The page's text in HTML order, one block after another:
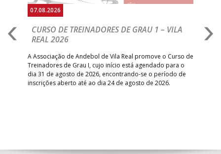
07.08.2026
CURSO DE TREINADORES DE GRAU 1 – VILA
REAL 2026
A Associação de Andebol de Vila Real promove o Curso de
Treinadores de Grau I, cujo início está agendado para o
dia 31 de agosto de 2026, encontrando-se o período de
inscrições aberto até ao dia 24 de agosto de 2026.